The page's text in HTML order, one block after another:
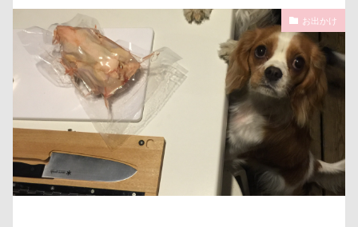
お出かけ
出羽公園
出没！アド街ック天国
冷蔵庫
冷感ジェルマット
写真撮影
写真加工
公園 動物殺処分ゼロ
八重桜
八街市
八ヶ岳
入間市
優玖（はるく）くん
働くおじさん
健康チェック
動物病院
去勢手術
吉野家
叱れない
叱るの忘れてシャッター切る